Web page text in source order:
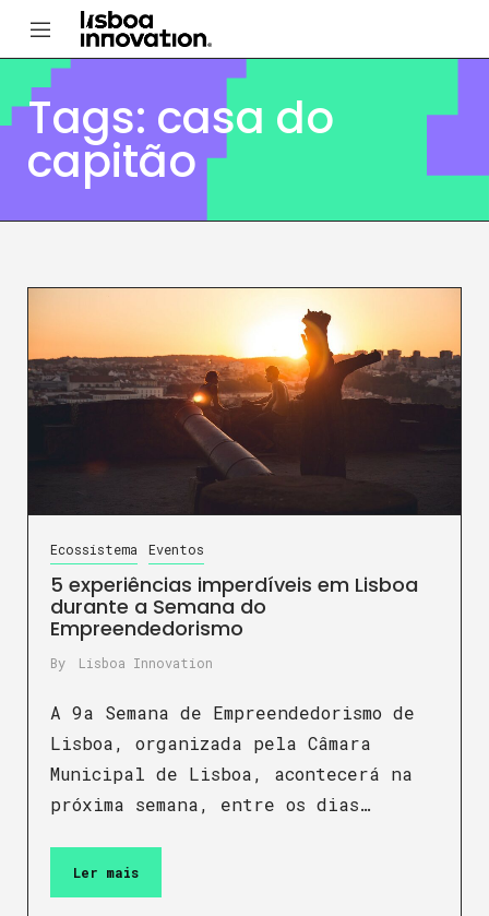
Tags: casa do
capitão
Ecossistema Eventos
5 experiências imperdíveis em Lisboa
durante a Semana do
Empreendedorismo
By Lisboa Innovation
A 9a Semana de Empreendedorismo de
Lisboa, organizada pela Câmara
Municipal de Lisboa, acontecerá na
próxima semana, entre os dias…
Ler mais